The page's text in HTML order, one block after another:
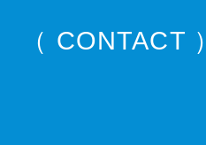
（ CONTACT ）